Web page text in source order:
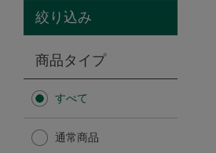
カタログギフト
Afternoon Tea TEAROOM
絞り込み
商品タイプ
すべて
通常商品